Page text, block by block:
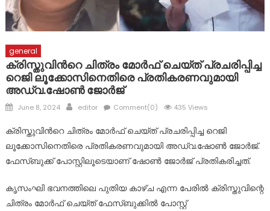
general
ക്രിസ്തുവിന്‍റെ ചിത്രം മോർഫ് ചെയ്ത് പ്രചരിപ്പിച്ച
റെജി ലൂക്കോസിനെതിരെ പ്രതികരണവുമായി
അഡ്വ.ഷോൺ ജോർജ്
Posted
June 8, 2024 Author
editor Comment(0) 435 Views
ക്രിസ്തുവിന്‍റെ ചിത്രം മോർഫ് ചെയ്ത് പ്രചരിപ്പിച്ച റെജി
ലൂക്കോസിനെതിരെ പ്രതികരണവുമായി അഡ്വ.ഷോൺ ജോർജ്.
ഫേസ്ബുക്ക് പോസ്റ്റിലൂടെയാണ് ഷോൺ ജോർജ് പ്രതികരിച്ചത്.
കൃസംഘി ഭവനത്തിലെ പുതിയ കാഴ്ച എന്ന പേരില്‍ ക്രിസ്തുവിന്റെ
ചിത്രം മോർഫ് ചെയ്ത് ഫേസ്ബുക്കിൽ പോസ്റ്റ്